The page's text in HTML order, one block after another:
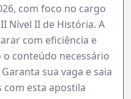
com foco no cargo
Nível II de História. A
com eficiência e
conteúdo necessário
sua vaga e saia
esta apostila